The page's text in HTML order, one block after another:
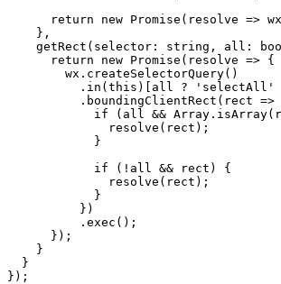
return new Promise(resolve =>
    },
getRect(selector: string, all:
      return new Promise(resolve => {
        wx.createSelectorQuery()
.in(this)[all ? 'selectAll'
.boundingClientRect(rect =>
if (all &&
              resolve(rect);
            }
            if (!all && rect) {
              resolve(rect);
            }
          })
          .exec();
      });
    }
  }
});